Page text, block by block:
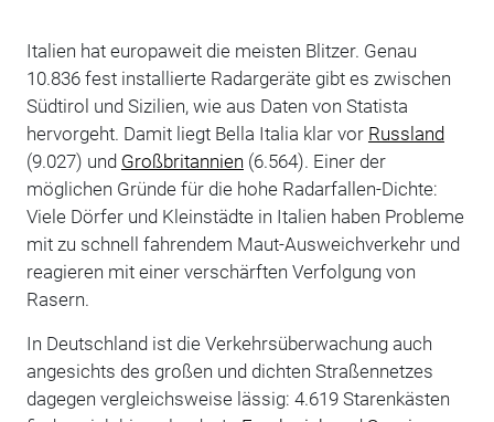
Italien hat europaweit die meisten Blitzer. Genau
10.836 fest installierte Radargeräte gibt es zwischen
Südtirol und Sizilien, wie aus Daten von Statista
hervorgeht. Damit liegt Bella Italia klar vor Russland
(9.027) und Großbritannien (6.564). Einer der
möglichen Gründe für die hohe Radarfallen-Dichte:
Viele Dörfer und Kleinstädte in Italien haben Probleme
mit zu schnell fahrendem Maut-Ausweichverkehr und
reagieren mit einer verschärften Verfolgung von
Rasern.
In Deutschland ist die Verkehrsüberwachung auch
angesichts des großen und dichten Straßennetzes
dagegen vergleichsweise lässig: 4.619 Starenkästen